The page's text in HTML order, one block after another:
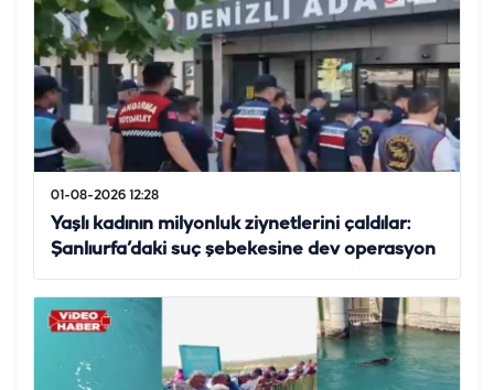
01-08-2026 12:28
Yaşlı kadının milyonluk ziynetlerini çaldılar:
Şanlıurfa’daki suç şebekesine dev operasyon